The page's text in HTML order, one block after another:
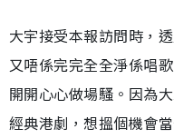
大宇接受本報訪問時，
又唔係完完全全淨係唱
開開心心做場騷。因為
經典港劇，想搵個機會